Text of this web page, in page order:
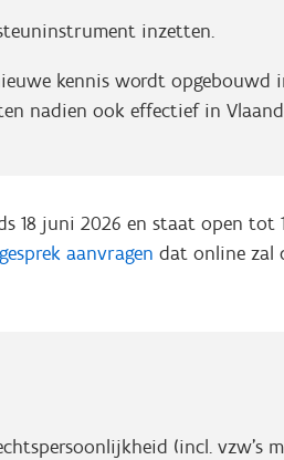
inzetten.
kennis wordt opgebouwd
nadien ook effectief in
18 juni 2026 en staat open tot 1
aanvragen dat online zal
(incl. vzw’s